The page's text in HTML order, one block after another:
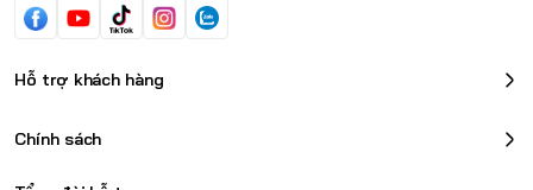
Hỗ trợ khách hàng
Chính sách